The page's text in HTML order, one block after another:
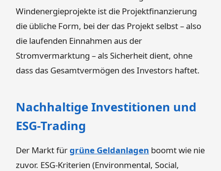
Windenergieprojekte ist die Projektfinanzierung
die übliche Form, bei der das Projekt selbst – also
die laufenden Einnahmen aus der
Stromvermarktung – als Sicherheit dient, ohne
dass das Gesamtvermögen des Investors haftet.
Nachhaltige Investitionen und
ESG-Trading
Der Markt fürgrüne Geldanlagen boomt wie nie
zuvor. ESG-Kriterien (Environmental, Social,